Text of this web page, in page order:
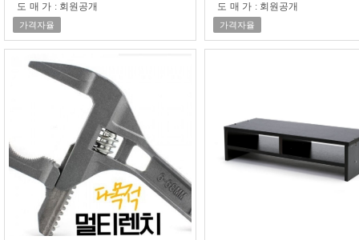
도매가 : 회원공개
가격자율
도매가 : 회원공개
가격자율